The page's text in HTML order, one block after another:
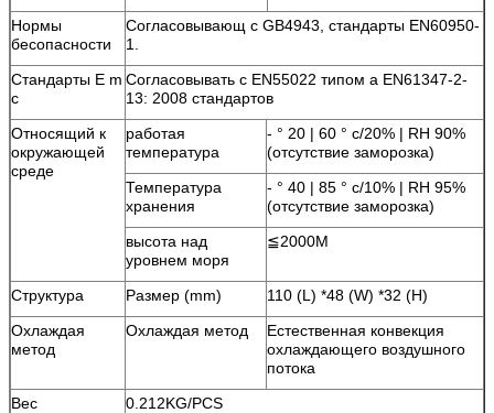
Нормы
бесопасности
Согласовывающ с GB4943, стандарты EN60950-
1.
Стандарты E m
c
Согласовывать с EN55022 типом a EN61347-2-
13: 2008 стандартов
Относящий к
окружающей
среде
работая
температура
- ° 20 | 60 ° c/20% | RH 90%
(отсутствие заморозка)
Температура
хранения
- ° 40 | 85 ° c/10% | RH 95%
(отсутствие заморозка)
высота над
уровнем моря
≦2000M
Структура Размер (mm)
110 (L) *48 (W) *32 (H)
Охлаждая
метод
Охлаждая метод
Естественная конвекция
охлаждающего воздушного
потока
Вес
0.212KG/PCS